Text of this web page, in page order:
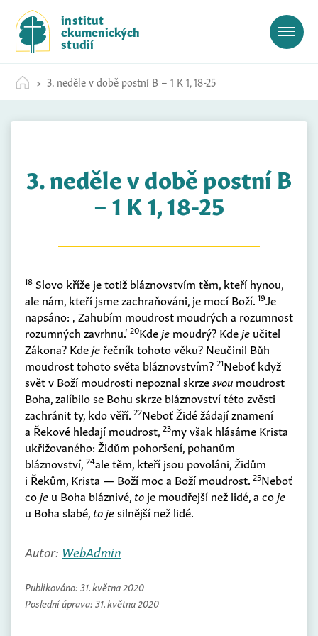
c
institut
ekumenických
studií
3. neděle v době postní B – 1 K 1, 18-25
3. neděle v době postní B
– 1 K 1, 18-25
18 Slovo kříže je totiž bláznovstvím těm, kteří hynou,
ale nám, kteří jsme zachraňováni, je mocí Boží. 19Je
napsáno: ‚ Zahubím moudrost moudrých a rozumnost
rozumných zavrhnu.‘ 20Kdeje moudrý? Kdeje učitel
Zákona? Kdeje řečník tohoto věku? Neučinil Bůh
moudrost tohoto světa bláznovstvím? 21Neboť když
svět v Boží moudrosti nepoznal skrzesvou moudrost
Boha, zalíbilo se Bohu skrze bláznovství této zvěsti
zachránit ty, kdo věří. 22Neboť Židé žádají znamení
a Řekové hledají moudrost, 23my však hlásáme Krista
ukřižovaného: Židům pohoršení, pohanům
bláznovství, 24ale těm, kteří jsou povoláni, Židům
i Řekům, Krista — Boží moc a Boží moudrost. 25Neboť
coje u Boha bláznivé, to je moudřejší než lidé, a coje
u Boha slabé, to jesilnější než lidé.
Autor: WebAdmin
Publikováno: 31. května 2020
Poslední úprava: 31. května 2020